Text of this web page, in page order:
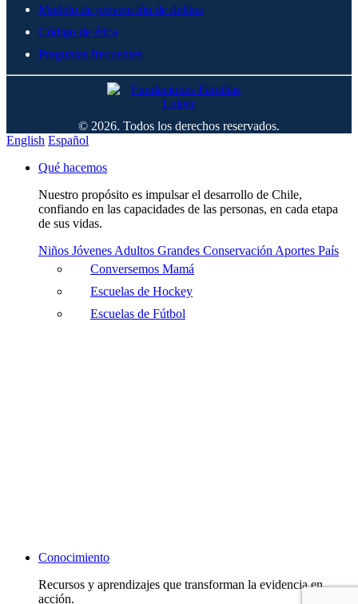
Modelo de prevención de delitos
Código de ética
Preguntas frecuentes
© 2026. Todos los derechos reservados.
English Español
Qué hacemos
Nuestro propósito es impulsar el desarrollo de Chile,
confiando en las capacidades de las personas, en cada etapa
de sus vidas.
Niños Jóvenes Adultos Grandes Conservación Aportes País
Conversemos Mamá
Escuelas de Hockey
Escuelas de Fútbol
Conocimiento
Recursos y aprendizajes que transforman la evidencia en
acción.